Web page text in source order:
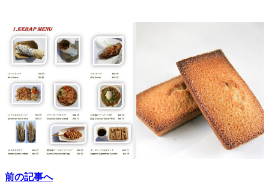
前の記事へ